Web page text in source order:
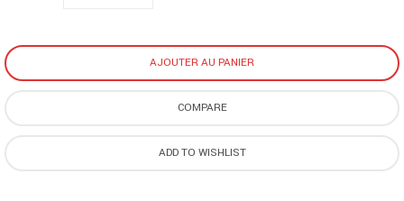
AJOUTER AU PANIER
COMPARE
ADD TO WISHLIST